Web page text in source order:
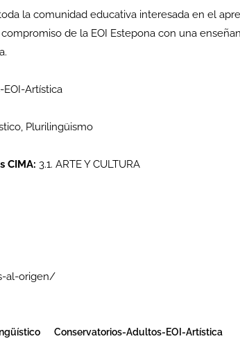
la comunidad educativa interesada en el
de la EOI Estepona con una
Artística
Plurilingüismo
CIMA: 3.1. ARTE Y CULTURA
al-origen/
Conservatorios-Adultos-EOI-Artística